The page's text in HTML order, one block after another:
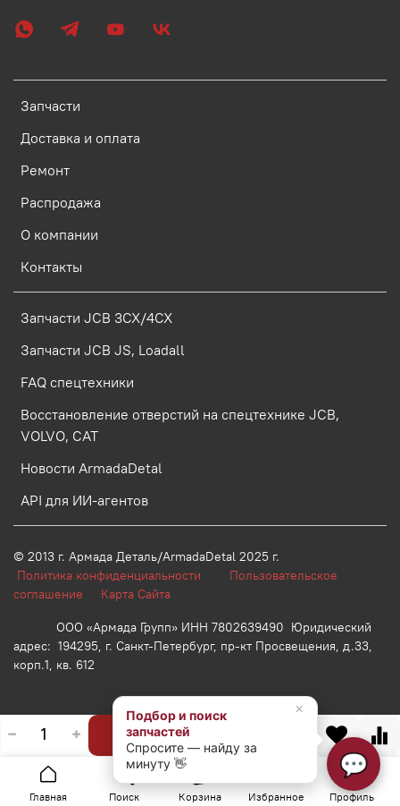
В корзину
Запчасти
Доставка и оплата
Ремонт
Распродажа
О компании
Контакты
Запчасти JCB 3CX/4CX
Запчасти JCB JS, Loadall
FAQ спецтехники
Восстановление отверстий на спецтехнике JCB,
VOLVO, CAT
Новости ArmadaDetal
API для ИИ-агентов
© 2013 г. Армада Деталь/ArmadaDetal 2025 г.
Политика конфиденциальности
Пользовательское
соглашение Карта Сайта
ООО «Армада Групп» ИНН 7802639490 Юридический
адрес: 194295, г. Санкт-Петербург, пр-кт Просвещения, д.33,
корп.1, кв. 612
Главная Поиск Корзина Избранное Профиль
💬
×
Подбор и поиск
запчастей
Спросите — найду за
минуту 👋